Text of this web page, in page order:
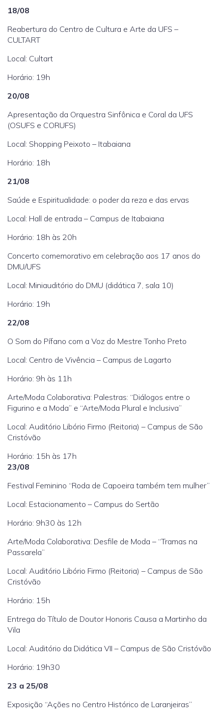
18/08
Reabertura do Centro de Cultura e Arte da UFS –
CULTART
Local: Cultart
Horário: 19h
20/08
Apresentação da Orquestra Sinfônica e Coral da UFS
(OSUFS e CORUFS)
Local: Shopping Peixoto – Itabaiana
Horário: 18h
21/08
Saúde e Espiritualidade: o poder da reza e das ervas
Local: Hall de entrada – Campus de Itabaiana
Horário: 18h às 20h
Concerto comemorativo em celebração aos 17 anos do
DMU/UFS
Local: Miniauditório do DMU (didática 7, sala 10)
Horário: 19h
22/08
O Som do Pífano com a Voz do Mestre Tonho Preto
Local: Centro de Vivência – Campus de Lagarto
Horário: 9h às 11h
Arte/Moda Colaborativa: Palestras: “Diálogos entre o
Figurino e a Moda” e “Arte/Moda Plural e Inclusiva”
Local: Auditório Libório Firmo (Reitoria) – Campus de São
Cristóvão
Horário: 15h às 17h
23/08
Festival Feminino “Roda de Capoeira também tem mulher”
Local: Estacionamento – Campus do Sertão
Horário: 9h30 às 12h
Arte/Moda Colaborativa: Desfile de Moda – “Tramas na
Passarela”
Local: Auditório Libório Firmo (Reitoria) – Campus de São
Cristóvão
Horário: 15h
Entrega do Título de Doutor Honoris Causa a Martinho da
Vila
Local: Auditório da Didática VII – Campus de São Cristóvão
Horário: 19h30
23 a 25/08
Exposição “Ações no Centro Histórico de Laranjeiras”